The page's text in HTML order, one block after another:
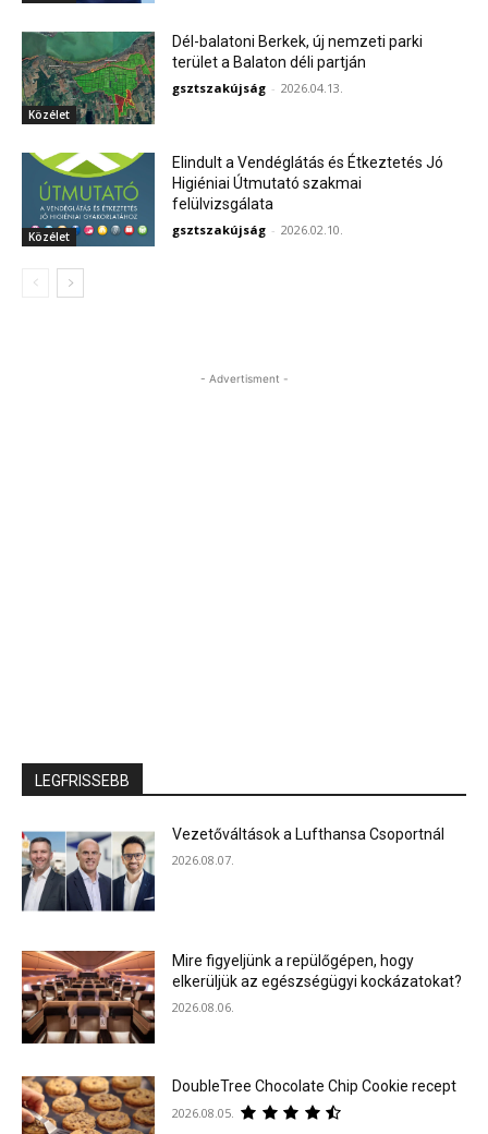
Közélet
Dél-balatoni Berkek, új nemzeti parki
terület a Balaton déli partján
gsztszakújság - 2026.04.13.
Közélet
Elindult a Vendéglátás és Étkeztetés Jó
Higiéniai Útmutató szakmai
felülvizsgálata
gsztszakújság - 2026.02.10.
- Advertisment -
LEGFRISSEBB
Vezetőváltások a Lufthansa Csoportnál
2026.08.07.
Mire figyeljünk a repülőgépen, hogy
elkerüljük az egészségügyi kockázatokat?
2026.08.06.
DoubleTree Chocolate Chip Cookie recept
2026.08.05.